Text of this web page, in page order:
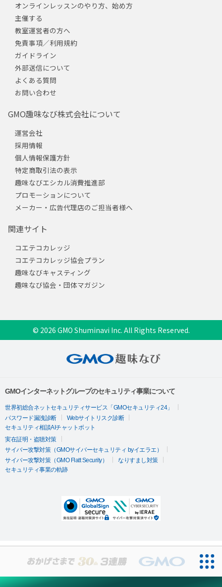
オンラインレッスンのやり方、始め方
主催する
教室運営者の方へ
免責事項／利用規約
ガイドライン
外部送信について
よくある質問
お問い合わせ
GMO趣味なび株式会社について
運営会社
採用情報
個人情報保護方針
特定商取引法の表示
趣味なびエシカル消費推進部
プロモーションについて
メーカー・広告代理店のご担当者様へ
関連サイト
コエテコカレッジ
コエテコカレッジ協会プラン
趣味なびキャスティング
趣味なび協会・団体マガジン
© 2026 GMO Shuminavi Inc. All Rights Reserved.